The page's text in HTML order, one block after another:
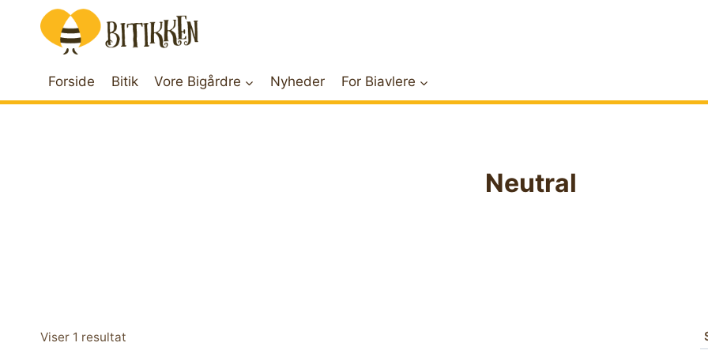
Forside
Bitik Vore Bigårdre Nyheder For Biavlere
Neutral
Viser 1 resultat